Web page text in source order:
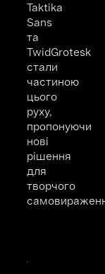
Taktika
Sans
та
TwidGrotesk
стали
частиною
цього
руху,
пропонуючи
нові
рішення
для
творчого